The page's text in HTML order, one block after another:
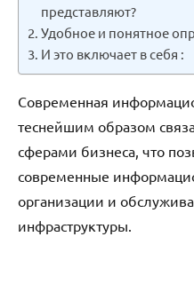
представляют?
Удобное и понятное
И это включает в себя :
Современная
теснейшим образом
сферами бизнеса, что
современные
организации и
инфраструктуры.